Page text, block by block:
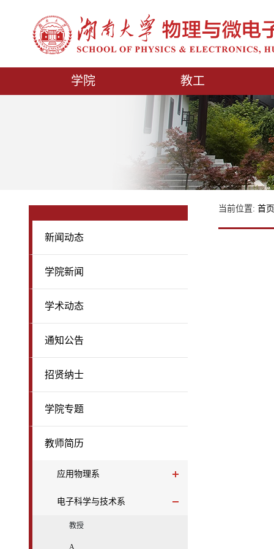
学院 教工
新闻动态
学院新闻
学术动态
通知公告
招贤纳士
学院专题
教师简历
应用物理系
电子科学与技术系
教授
A
当前位置: 首页